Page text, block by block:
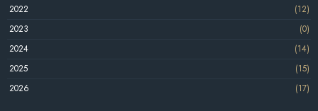
2022
(12)
2023
(0)
2024
(14)
2025
(15)
2026
(17)